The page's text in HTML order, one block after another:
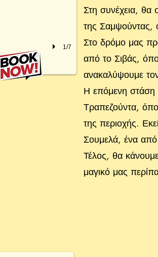
1/7
Στη συνέχεια, θα
της Σαμψούντας,
Στο δρόμο μας
από το Σιβάς,
ανακαλύψουμε
Η επόμενη στάση
Τραπεζούντα,
της περιοχής.
Σουμελά, ένα από
Τέλος, θα
μαγικό μας